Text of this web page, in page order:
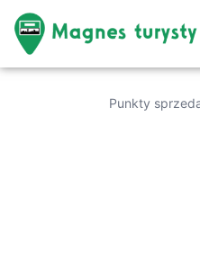
Punkty